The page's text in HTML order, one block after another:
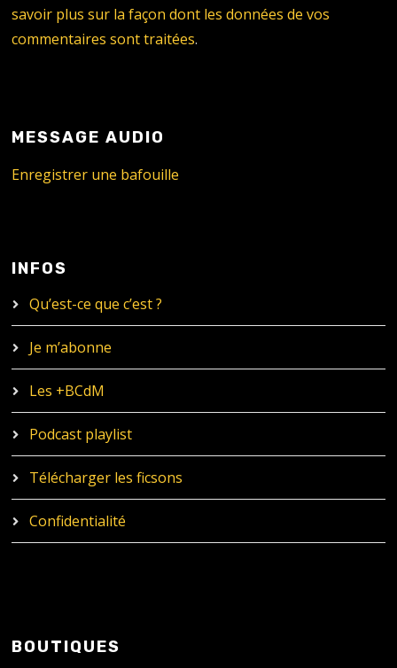
savoir plus sur la façon dont les données de vos
commentaires sont traitées.
MESSAGE AUDIO
Enregistrer une bafouille
INFOS
Qu’est-ce que c’est ?
Je m’abonne
Les +BCdM
Podcast playlist
Télécharger les ficsons
Confidentialité
BOUTIQUES